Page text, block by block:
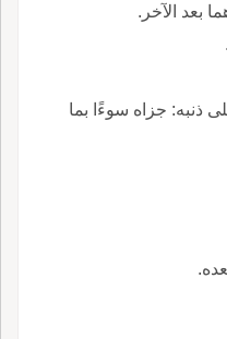
بعد الآخر.
ذنبه: جزاه سوءًا بما